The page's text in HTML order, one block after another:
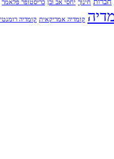
חינוך יחסי אב ובן כריסטופר פלאמר
קומדיה אמריקאית קומדיה